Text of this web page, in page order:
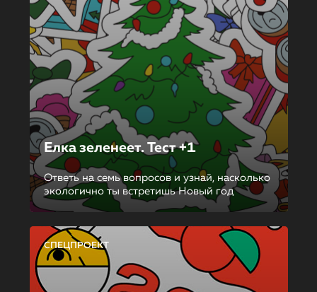
Елка зеленеет. Тест +1
Ответь на семь вопросов и узнай, насколько
экологично ты встретишь Новый год
СПЕЦПРОЕКТ